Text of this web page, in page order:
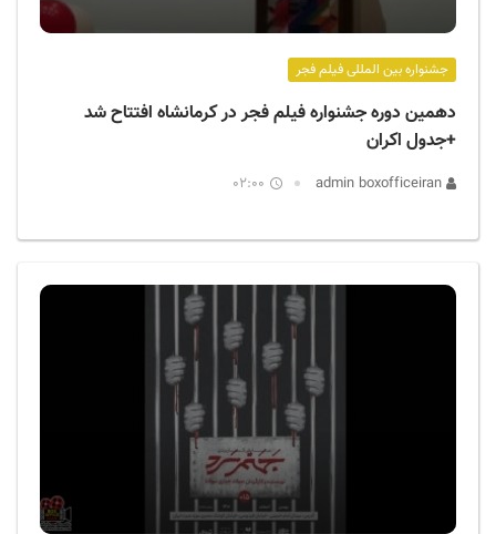
جشنواره بین المللی فیلم فجر
دهمین دوره جشنواره فیلم فجر در کرمانشاه افتتاح شد
+جدول اکران
02:00